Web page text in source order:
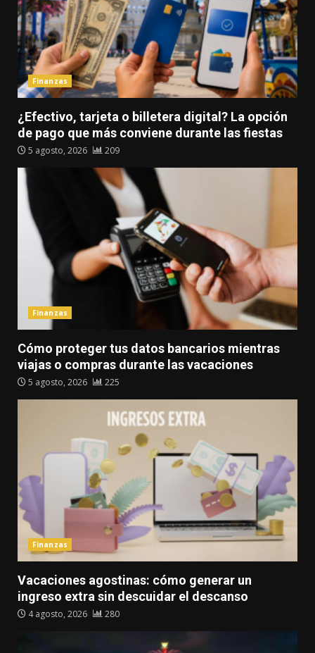
Finanzas
¿Efectivo, tarjeta o billetera digital? La opción
de pago que más conviene durante las fiestas
5 agosto, 2026 209
Finanzas
Cómo proteger tus datos bancarios mientras
viajas o compras durante las vacaciones
5 agosto, 2026 225
Finanzas
Vacaciones agostinas: cómo generar un
ingreso extra sin descuidar el descanso
4 agosto, 2026 280